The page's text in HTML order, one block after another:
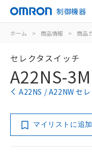
制御機器
ホーム > 商品情報 > 商品
セレクタスイッチ
A22NS-
A22NS / A22NW セ
マイリストに追加